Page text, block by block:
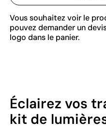
Vous souhaitez voir le
pouvez demander un
logo dans le panier.
Éclairez vos
kit de